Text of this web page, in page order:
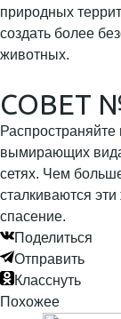
природных
создать более
животных.
СОВЕТ
вымирающих
сетях. Чем
сталкиваются
спасение.
Поделиться
Отправить
Класснуть
Похожее